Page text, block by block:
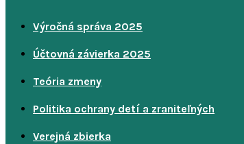
Výročná správa 2025
Účtovná závierka 2025
Teória zmeny
Politika ochrany detí a zraniteľných
Verejná zbierka